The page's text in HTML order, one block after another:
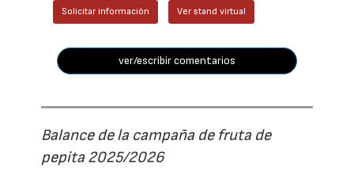
Solicitar información Ver stand virtual
ver/escribir comentarios
Balance de la campaña de fruta de
pepita 2025/2026